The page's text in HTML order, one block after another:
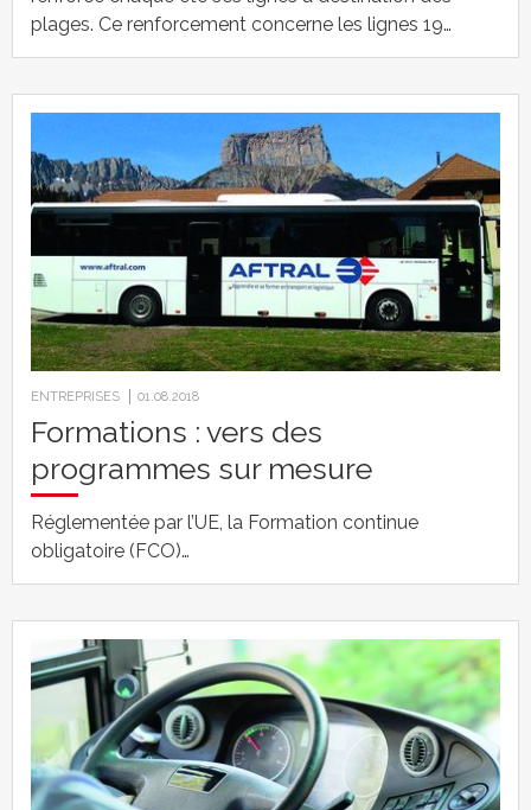
plages. Ce renforcement concerne les lignes 19…
ENTREPRISES 01.08.2018
Formations : vers des
programmes sur mesure
Réglementée par l’UE, la Formation continue
obligatoire (FCO)…